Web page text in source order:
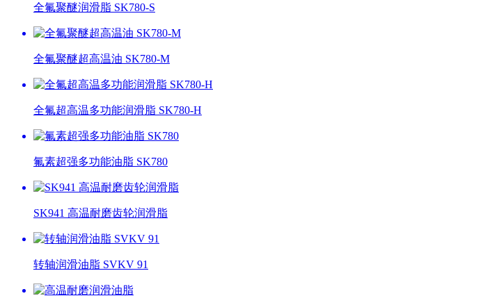
全氟聚醚润滑脂 SK780-S
全氟聚醚超高温油 SK780-M
全氟超高温多功能润滑脂 SK780-H
氟素超强多功能油脂 SK780
SK941 高温耐磨齿轮润滑脂
转轴润滑油脂 SVKV 91